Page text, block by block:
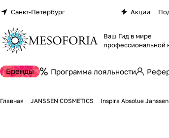
Санкт-Петербург Акции
Ваш Гид в мире
профессиональной
Бренды Программа лояльности
Главная JANSSEN COSMETICS Inspira Absolue